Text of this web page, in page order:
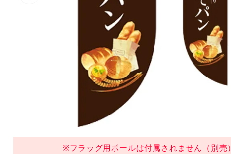
※フラッグ用ポールは付属されません（別売）